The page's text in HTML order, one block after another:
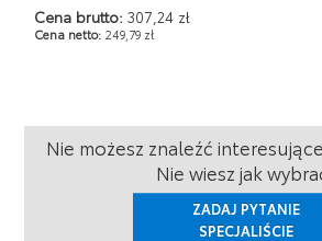
Cena brutto: 307,24 zł
Cena netto: 249,79 zł
Nie możesz znaleźć
Nie wiesz jak
ZADAJ PYTANIE
SPECJALIŚCIE